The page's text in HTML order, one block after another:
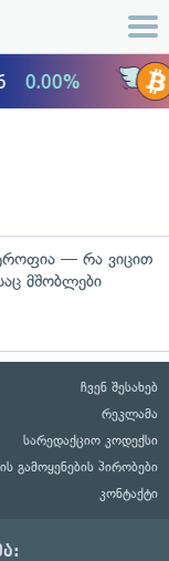
— რა ვიცით
მშობლები
ჩვენ შესახებ
რეკლამა
სარედაქციო კოდექსი
გამოყენების პირობები
კონტაქტი